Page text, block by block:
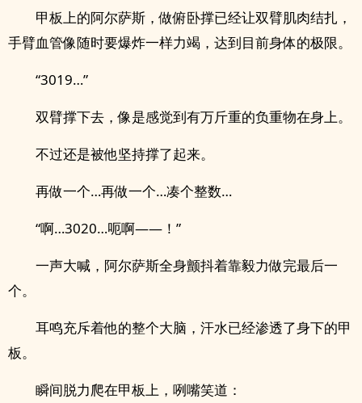
甲板上的阿尔萨斯，做俯卧撑已经让双臂肌肉结扎，
手臂血管像随时要爆炸一样力竭，达到目前身体的极限。
“3019…”
双臂撑下去，像是感觉到有万斤重的负重物在身上。
不过还是被他坚持撑了起来。
再做一个…再做一个…凑个整数…
“啊…3020…呃啊——！”
一声大喊，阿尔萨斯全身颤抖着靠毅力做完最后一
个。
耳鸣充斥着他的整个大脑，汗水已经渗透了身下的甲
板。
瞬间脱力爬在甲板上，咧嘴笑道：